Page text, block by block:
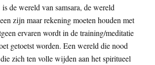
is de wereld van samsara, de wereld
zijn maar rekening moeten houden met
ervaren wordt in de training/meditatie
getoetst worden. Een wereld die nood
zich ten volle wijden aan het spiritueel